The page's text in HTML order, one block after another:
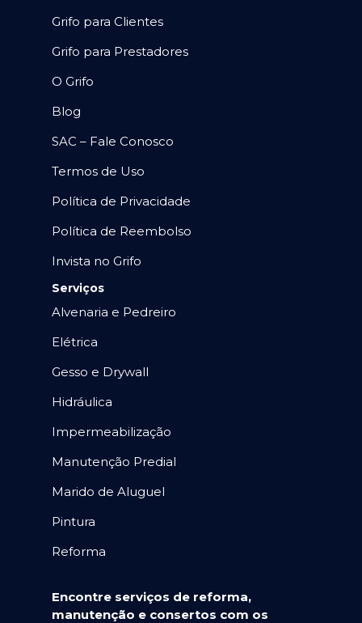
Grifo para Clientes
Grifo para Prestadores
O Grifo
Blog
SAC – Fale Conosco
Termos de Uso
Política de Privacidade
Política de Reembolso
Invista no Grifo
Serviços
Alvenaria e Pedreiro
Elétrica
Gesso e Drywall
Hidráulica
Impermeabilização
Manutenção Predial
Marido de Aluguel
Pintura
Reforma
Encontre serviços de reforma,
manutenção e consertos com os